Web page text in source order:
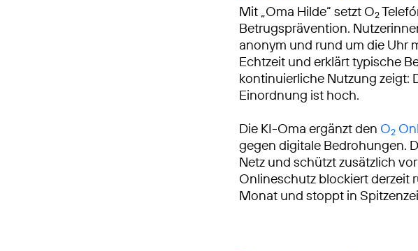
Mit „Oma Hilde“ setzt O2
Betrugsprävention.
anonym und rund um die Uhr
Echtzeit und erklärt typische
kontinuierliche Nutzung zeigt:
Einordnung ist hoch.
Die KI-Oma ergänzt den O2
gegen digitale Bedrohungen.
Netz und schützt zusätzlich
Onlineschutz blockiert derzeit
Monat und stoppt in